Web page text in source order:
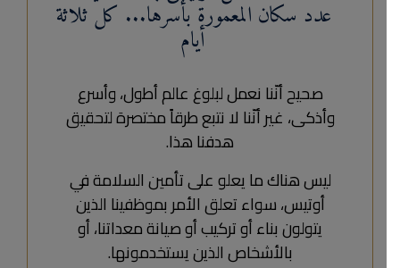
عدد سكان المعمورة بأسرها... كل ثلاثة
أيام
صحيح أنّنا نعمل لبلوغ عالم أطول، وأسرع
وأذكى، غير أنّنا لا نتبع طرقاً مختصرة لتحقيق
هدفنا هذا.
ليس هناك ما يعلو على تأمين السلامة في
أوتيس، سواء تعلق الأمر بموظفينا الذين
يتولون بناء أو تركيب أو صيانة معداتنا، أو
بالأشخاص الذين يستخدمونها.